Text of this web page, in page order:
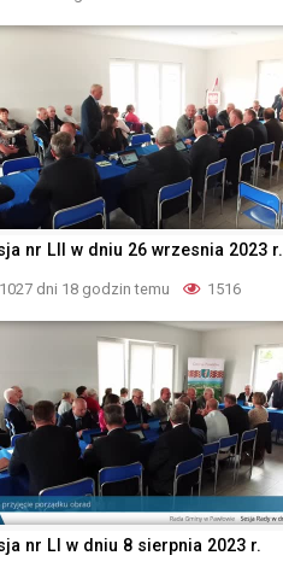
nr LII w dniu 26 wrzesnia 2023 r.
1027 dni 18 godzin temu 1516
nr LI w dniu 8 sierpnia 2023 r.